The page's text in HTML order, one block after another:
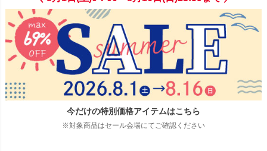
今だけの特別価格アイテムはこちら
※対象商品はセール会場にてご確認ください